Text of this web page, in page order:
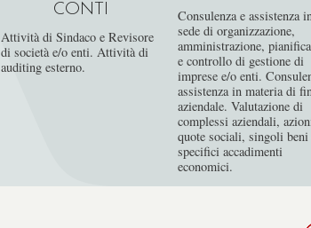
CONTI
Attività di Sindaco e Revisore
di società e/o enti. Attività di
auditing esterno.
Consulenza e assistenza
sede di organizzazione,
amministrazione,
e controllo di gestione di
imprese e/o enti.
assistenza in materia di
aziendale. Valutazione di
complessi aziendali,
quote sociali, singoli beni
specifici accadimenti
economici.